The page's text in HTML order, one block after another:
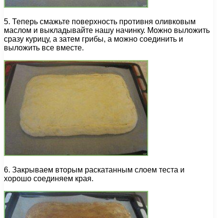
5. Теперь смажьте поверхность противня оливковым
маслом и выкладывайте нашу начинку. Можно выложить
сразу курицу, а затем грибы, а можно соединить и
выложить все вместе.
6. Закрываем вторым раскатанным слоем теста и
хорошо соединяем края.